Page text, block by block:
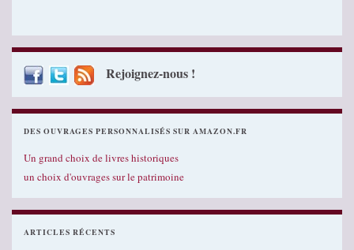
Rejoignez-nous !
DES OUVRAGES PERSONNALISÉS SUR AMAZON.FR
Un grand choix de livres historiques
un choix d'ouvrages sur le patrimoine
ARTICLES RÉCENTS